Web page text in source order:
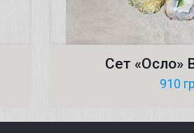
Сет «Осло»
910